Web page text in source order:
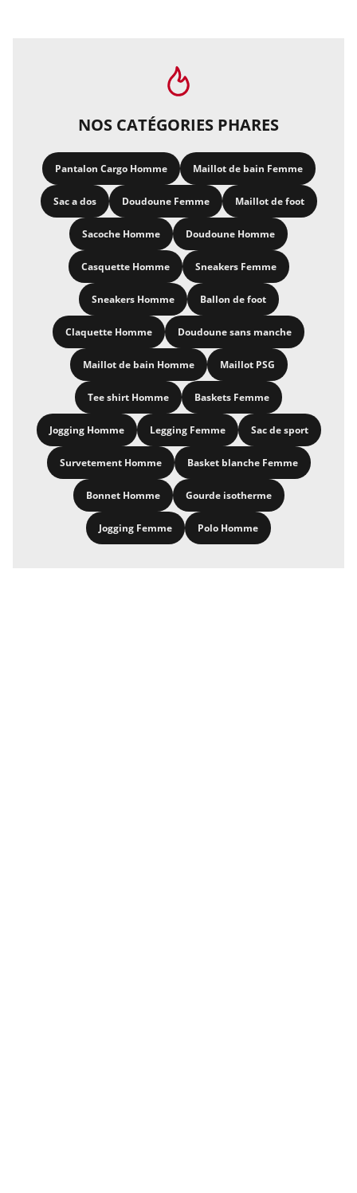
NOS CATÉGORIES PHARES
Pantalon Cargo Homme Maillot de bain Femme
Sac a dos Doudoune Femme Maillot de foot
Sacoche Homme Doudoune Homme
Casquette Homme Sneakers Femme
Sneakers Homme Ballon de foot
Claquette Homme Doudoune sans manche
Maillot de bain Homme Maillot PSG
Tee shirt Homme Baskets Femme
Jogging Homme Legging Femme Sac de sport
Survetement Homme Basket blanche Femme
Bonnet Homme Gourde isotherme
Jogging Femme Polo Homme